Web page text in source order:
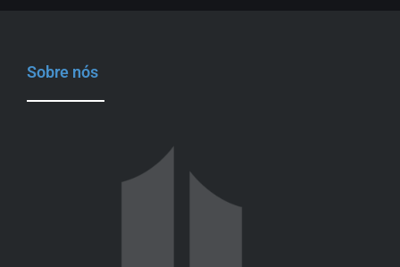
Sobre nós